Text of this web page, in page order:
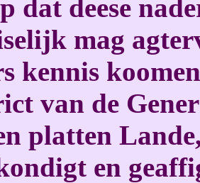
dat deese
mag
kennis
van de
platten
en